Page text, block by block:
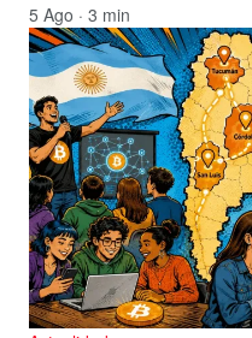
5 Ago · 3 min